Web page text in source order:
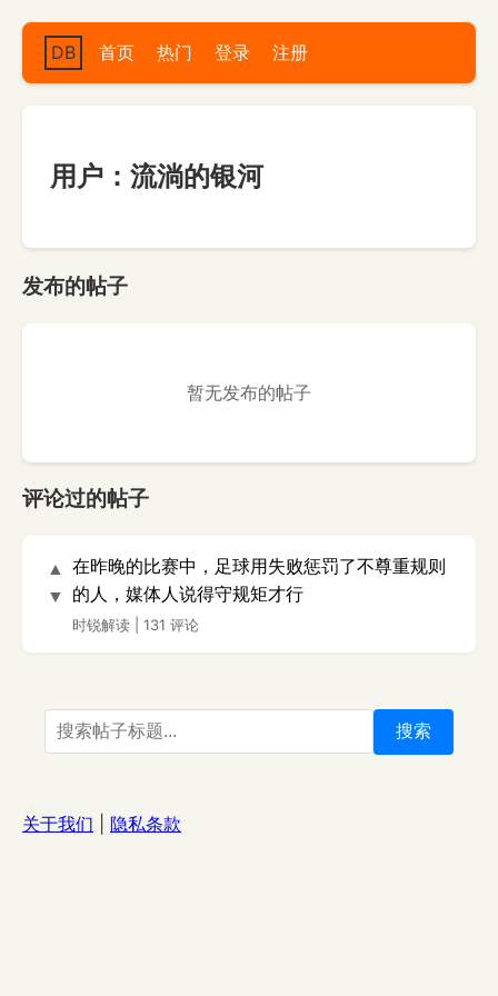
DB 首页 热门 登录 注册
用户：流淌的银河
发布的帖子
暂无发布的帖子
评论过的帖子
▲
▼
在昨晚的比赛中，足球用失败惩罚了不尊重规则
的人，媒体人说得守规矩才行
时锐解读 131 评论
搜索
关于我们 隐私条款